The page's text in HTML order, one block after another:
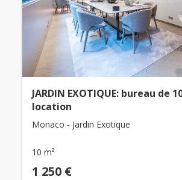
JARDIN EXOTIQUE: bureau de
location
Monaco - Jardin Exotique
10 m²
1 250 €